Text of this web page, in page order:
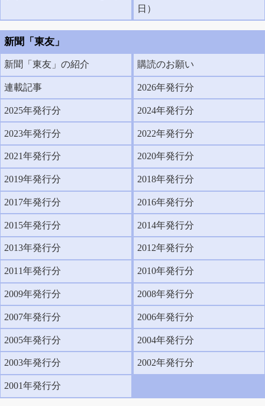
日）
新聞「東友」
新聞「東友」の紹介 購読のお願い
連載記事 2026年発行分
2025年発行分 2024年発行分
2023年発行分 2022年発行分
2021年発行分 2020年発行分
2019年発行分 2018年発行分
2017年発行分 2016年発行分
2015年発行分 2014年発行分
2013年発行分 2012年発行分
2011年発行分 2010年発行分
2009年発行分 2008年発行分
2007年発行分 2006年発行分
2005年発行分 2004年発行分
2003年発行分 2002年発行分
2001年発行分